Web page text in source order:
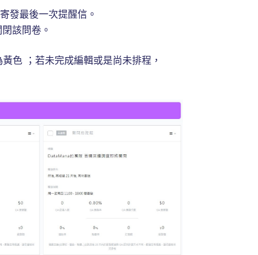
發最後一次提醒信。
該問卷。
色 ；若未完成編輯或是尚未排程，